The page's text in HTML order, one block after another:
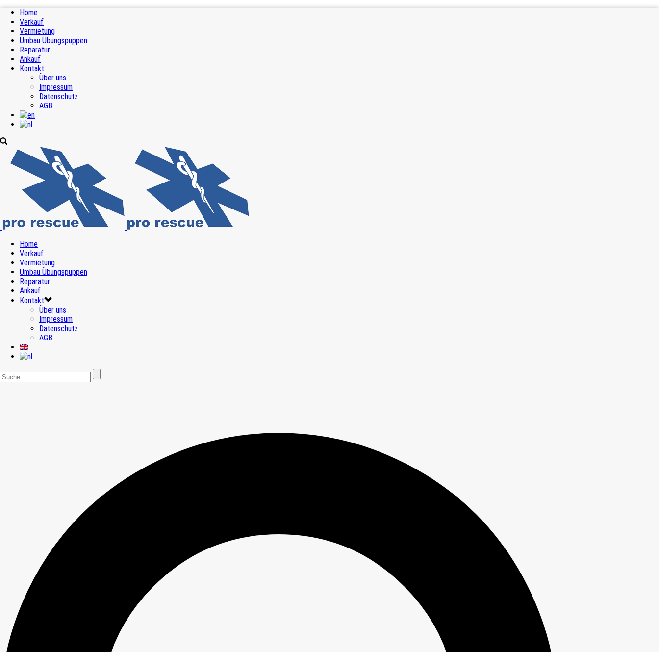
Home
Verkauf
Vermietung
Umbau Übungspuppen
Reparatur
Ankauf
Kontakt
Über uns
Impressum
Datenschutz
AGB
Home
Verkauf
Vermietung
Umbau Übungspuppen
Reparatur
Ankauf
Kontakt
Über uns
Impressum
Datenschutz
AGB